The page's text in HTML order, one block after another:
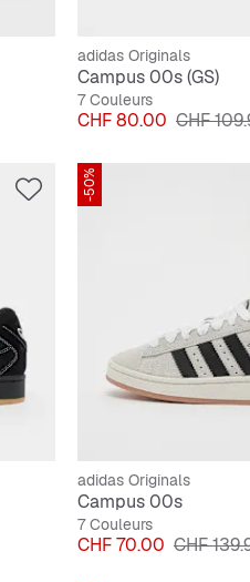
adidas Originals
Campus 00s (GS)
7 Couleurs
Prix
CHF 80.00 Prix
CHF
-50%
adidas Originals
Campus 00s
7 Couleurs
Prix
CHF 70.00 Prix
CHF